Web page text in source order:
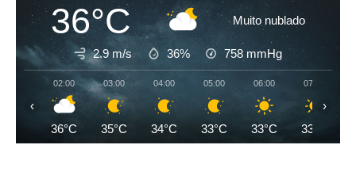
36°C Muito nublado
2.9 m/s 36% 758 mmHg
02:00
36°C
03:00
35°C
04:00
34°C
05:00
33°C
06:00
33°C
07:00
33°C
‹ ›